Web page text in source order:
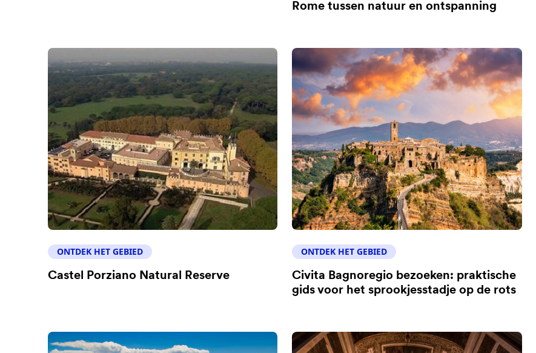
Rome tussen natuur en ontspanning
ONTDEK HET GEBIED
Castel Porziano Natural Reserve
ONTDEK HET GEBIED
Civita Bagnoregio bezoeken: praktische
gids voor het sprookjesstadje op de rots